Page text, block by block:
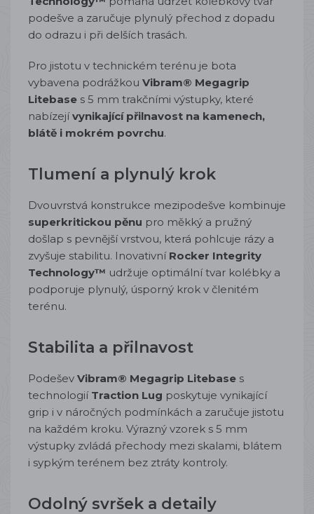
podešve a zaručuje plynulý přechod z dopadu
do odrazu i při delších trasách.
Pro jistotu v technickém terénu je bota
vybavena podrážkou Vibram® Megagrip
Litebase s 5 mm trakčními výstupky, které
nabízejívynikající přilnavost na kamenech,
blátě i mokrém povrchu.
Tlumení a plynulý krok
Dvouvrstvá konstrukce mezipodešve kombinuje
superkritickou pěnu pro měkký a pružný
došlap s pevnější vrstvou, která pohlcuje rázy a
zvyšuje stabilitu. Inovativní Rocker Integrity
Technology™ udržuje optimální tvar kolébky a
podporuje plynulý, úsporný krok v členitém
terénu.
Stabilita a přilnavost
Podešev Vibram® Megagrip Litebase s
technologií Traction Lug poskytuje vynikající
grip i v náročných podmínkách a zaručuje jistotu
na každém kroku. Výrazný vzorek s 5 mm
výstupky zvládá přechody mezi skalami, blátem
i sypkým terénem bez ztráty kontroly.
Odolný svršek a detaily